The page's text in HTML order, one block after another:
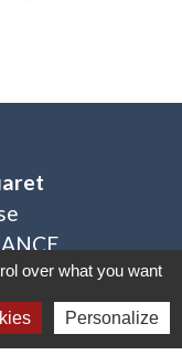
over what you want
Personalize